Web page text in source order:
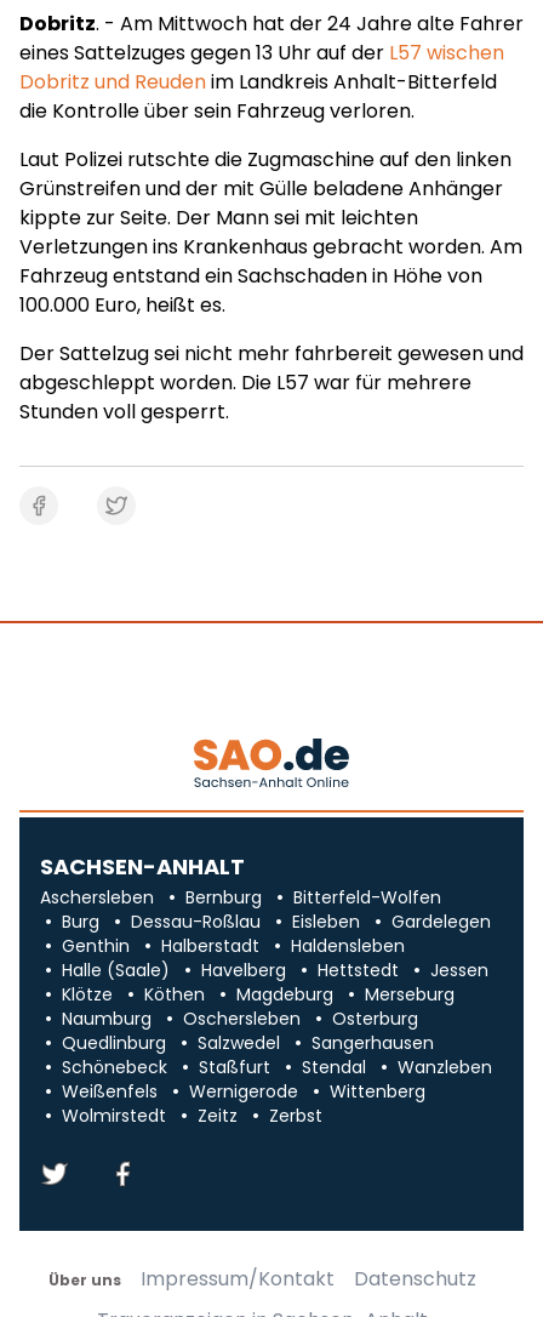
Dobritz. - Am Mittwoch hat der 24 Jahre alte Fahrer
eines Sattelzuges gegen 13 Uhr auf der L57 wischen
Dobritz und Reudenim Landkreis Anhalt-Bitterfeld
die Kontrolle über sein Fahrzeug verloren.
Laut Polizei rutschte die Zugmaschine auf den linken
Grünstreifen und der mit Gülle beladene Anhänger
kippte zur Seite. Der Mann sei mit leichten
Verletzungen ins Krankenhaus gebracht worden. Am
Fahrzeug entstand ein Sachschaden in Höhe von
100.000 Euro, heißt es.
Der Sattelzug sei nicht mehr fahrbereit gewesen und
abgeschleppt worden. Die L57 war für mehrere
Stunden voll gesperrt.
SACHSEN-ANHALT
Aschersleben Bernburg
Bitterfeld-Wolfen
Burg
Dessau-Roßlau Eisleben
Gardelegen
Genthin
Halberstadt
Haldensleben
Halle (Saale)
Havelberg Hettstedt
Jessen
Klötze
Köthen Magdeburg
Merseburg
Naumburg
Oschersleben
Osterburg
Quedlinburg
Salzwedel
Sangerhausen
Schönebeck
Staßfurt Stendal
Wanzleben
Weißenfels
Wernigerode
Wittenberg
Wolmirstedt
Zeitz Zerbst
Über uns Impressum/Kontakt
Datenschutz